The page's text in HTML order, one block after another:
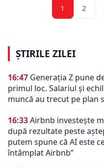
1 2
ȘTIRILE ZILEI
16:47 Generația Z pune
primul loc. Salariul și
muncă au trecut pe plan
16:33Airbnb investește
după rezultate peste
putem spune că AI este
întâmplat Airbnb”